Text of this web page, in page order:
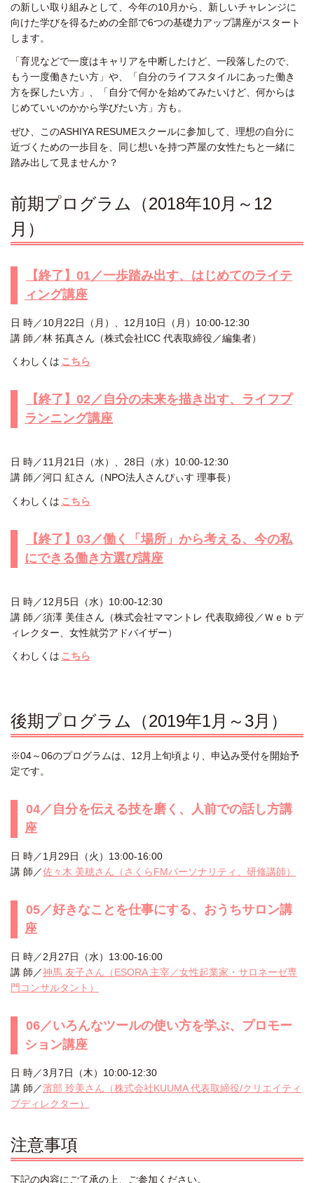
の新しい取り組みとして、今年の10月から、新しいチャレンジに
向けた学びを得るための全部で6つの基礎力アップ講座がスタート
します。
「育児などで一度はキャリアを中断したけど、一段落したので、
もう一度働きたい方」や、「自分のライフスタイルにあった働き
方を探したい方」、「自分で何かを始めてみたいけど、何からは
じめていいのかから学びたい方」方も。
ぜひ、このASHIYA RESUMEスクールに参加して、理想の自分に
近づくための一歩目を、同じ想いを持つ芦屋の女性たちと一緒に
踏み出して見ませんか？
前期プログラム（2018年10月～12
月）
【終了】01／一歩踏み出す、はじめてのライテ
ィング講座
日 時／10月22日（月）、12月10日（月）10:00-12:30
講 師／林 拓真さん（株式会社ICC 代表取締役／編集者）
くわしくは こちら
【終了】02／自分の未来を描き出す、ライフプ
ランニング講座
日 時／11月21日（水）、28日（水）10:00-12:30
講 師／河口 紅さん（NPO法人さんぴぃす 理事長）
くわしくは こちら
【終了】03／働く「場所」から考える、今の私
にできる働き方選び講座
日 時／12月5日（水）10:00-12:30
講 師／須澤 美佳さん（株式会社ママントレ 代表取締役／Ｗｅｂデ
ィレクター、女性就労アドバイザー）
くわしくは こちら
後期プログラム（2019年1月～3月）
※04～06のプログラムは、12月上旬頃より、申込み受付を開始予
定です。
04／自分を伝える技を磨く、人前での話し方講
座
日 時／1月29日（火）13:00-16:00
講 師／佐々木 美穂さん（さくらFMパーソナリティ、研修講師）
05／好きなことを仕事にする、おうちサロン講
座
日 時／2月27日（水）13:00-16:00
講 師／神馬 友子さん（ESORA 主宰／女性起業家・サロネーゼ専
門コンサルタント）
06／いろんなツールの使い方を学ぶ、プロモー
ション講座
日 時／3月7日（木）10:00-12:30
講 師／濱部 玲美さん（株式会社KUUMA 代表取締役/クリエイティ
ブディレクター）
注意事項
下記の内容にご了承の上、ご参加ください。